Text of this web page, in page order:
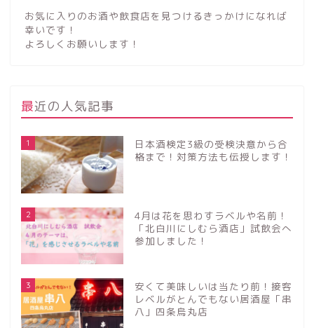
お気に入りのお酒や飲食店を見つけるきっかけになれば
幸いです！
よろしくお願いします！
最近の人気記事
1
日本酒検定3級の受検決意から合
格まで！対策方法も伝授します！
2
4月は花を思わすラベルや名前！
「北白川にしむら酒店」試飲会へ
参加しました！
3
安くて美味しいは当たり前！接客
レベルがとんでもない居酒屋「串
八」四条烏丸店